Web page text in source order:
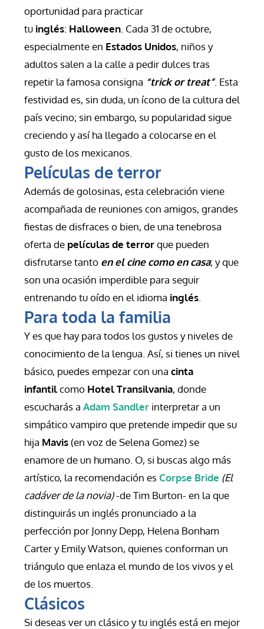
oportunidad para practicar
tu inglés: Halloween . Cada 31 de octubre,
especialmente en Estados Unidos, niños y
adultos salen a la calle a pedir dulces tras
repetir la famosa consigna “trick or treat”. Esta
festividad es, sin duda, un ícono de la cultura del
país vecino; sin embargo, su popularidad sigue
creciendo y así ha llegado a colocarse en el
gusto de los mexicanos.
Películas de terror
Además de golosinas, esta celebración viene
acompañada de reuniones con amigos, grandes
fiestas de disfraces o bien, de una tenebrosa
oferta de películas de terror que pueden
disfrutarse tanto en el cine como en casa; y que
son una ocasión imperdible para seguir
entrenando tu oído en el idioma inglés
Para toda la familia
Y es que hay para todos los gustos y niveles de
conocimiento de la lengua. Así, si tienes un nivel
básico, puedes empezar con una cinta
infantil como Hotel Transilvania, donde
escucharás a Adam Sandler interpretar a un
simpático vampiro que pretende impedir que su
hija Mavis (en voz de Selena Gomez) se
enamore de un humano. O, si buscas algo más
artístico, la recomendación es Corpse Bride (El
cadáver de la novia) -de Tim Burton- en la que
distinguirás un inglés pronunciado a la
perfección por Jonny Depp, Helena Bonham
Carter y Emily Watson, quienes conforman un
triángulo que enlaza el mundo de los vivos y el
de los muertos.
Clásicos
Si deseas ver un clásico y tu inglés está en mejor